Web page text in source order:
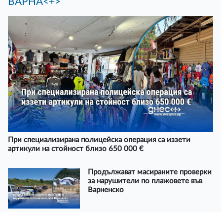
При специализирана полицейска операция са иззети
артикули на стойност близо 650 000 €
Продължават масираните проверки
за нарушители по плажовете във
Варненско